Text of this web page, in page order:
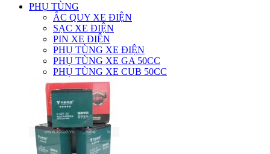
PHỤ TÙNG
ẮC QUY XE ĐIỆN
SẠC XE ĐIỆN
PIN XE ĐIỆN
PHỤ TÙNG XE ĐIỆN
PHỤ TÙNG XE GA 50CC
PHỤ TÙNG XE CUB 50CC